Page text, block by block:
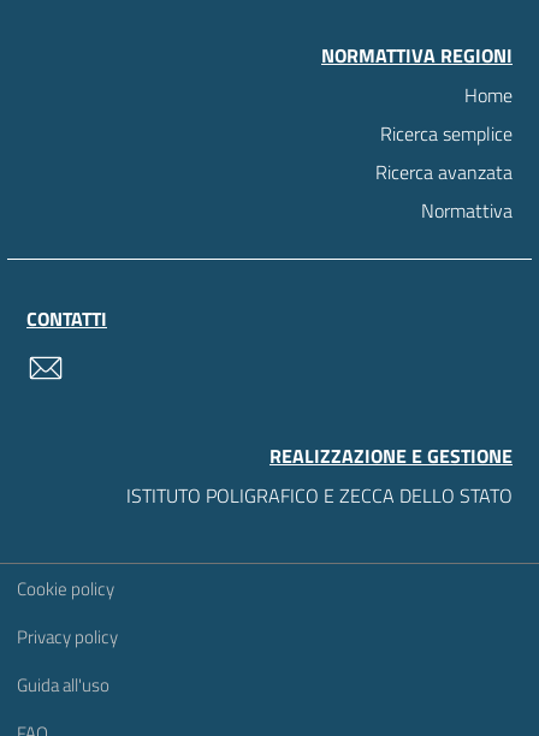
NORMATTIVA REGIONI
Home
Ricerca semplice
Ricerca avanzata
Normattiva
CONTATTI
REALIZZAZIONE E GESTIONE
ISTITUTO POLIGRAFICO E ZECCA DELLO STATO
Sezione Link Utili
Cookie policy
Privacy policy
Guida all'uso